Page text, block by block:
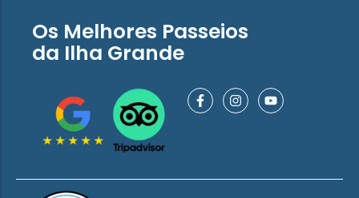
Os Melhores Passeios
da Ilha Grande